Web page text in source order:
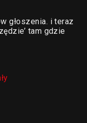
głoszenia. i teraz
tam gdzie